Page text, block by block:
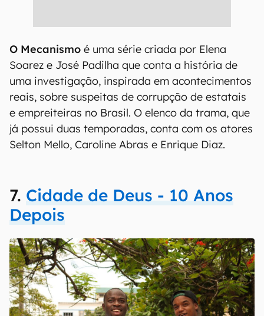
O Mecanismo é uma série criada por Elena
Soarez e José Padilha que conta a história de
uma investigação, inspirada em acontecimentos
reais, sobre suspeitas de corrupção de estatais
e empreiteiras no Brasil. O elenco da trama, que
já possui duas temporadas, conta com os atores
Selton Mello, Caroline Abras e Enrique Diaz.
7. Cidade de Deus - 10 Anos
Depois